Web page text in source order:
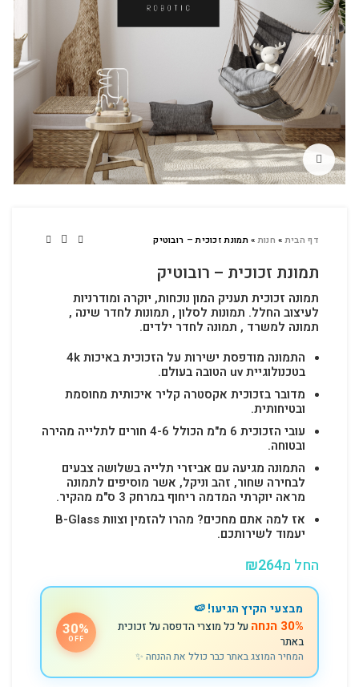
לחץ להגדלה
דף הבית» חנות»תמונת זכוכית – רובוטיק
תמונת זכוכית – רובוטיק
תמונה זכוכית תעניק המון נוכחות, יוקרה ומודרניות
לעיצוב החלל. תמונות לסלון , תמונות לחדר שינה ,
תמונה למשרד , תמונה לחדר ילדים.
התמונה מודפסת ישירות על הזכוכית באיכות 4k
בטכנולוגיית uv הטובה בעולם.
מדובר בזכוכית אקסטרה קליר איכותית מחוסמת
ובטיחותית.
עובי הזכוכית 6 מ"מ הכולל 4-6 חורים לתלייה מהירה
ובטוחה.
התמונה מגיעה עם אביזרי תלייה בשלושה צבעים
לבחירה שחור, זהב וניקל, אשר מוסיפים לתמונה
מראה יוקרתי המדמה ריחוף במרחק 3 ס"מ מהקיר.
אז למה אתם מחכים? מהרו להזמין וצוות B-Glass
יעמוד לשירותכם.
החל מ ₪264
מבצעי הקיץ הגיעו! 🍉
30% הנחה
על כל מוצרי הדפסה על זכוכית
באתר
המחיר המוצג באתר כבר כולל את ההנחה ✨
30%
OFF